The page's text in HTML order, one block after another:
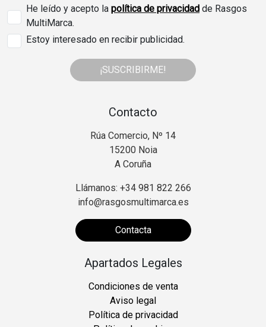
He leído y acepto la política de privacidad de Rasgos
MultiMarca.
Estoy interesado en recibir publicidad.
¡SUSCRIBIRME!
Contacto
Rúa Comercio, Nº 14
15200 Noia
A Coruña
Llámanos: +34 981 822 266
info@rasgosmultimarca.es
Contacta
Apartados Legales
Condiciones de venta
Aviso legal
Política de privacidad